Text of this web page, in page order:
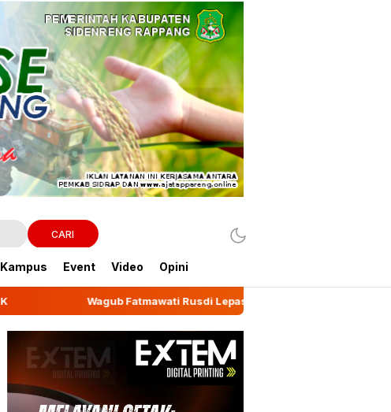
CARI
Kampus Event Video Opini
Rusdi Lepas Ekspor 10,2 Ton Kemiri Luwu ke Jeddah